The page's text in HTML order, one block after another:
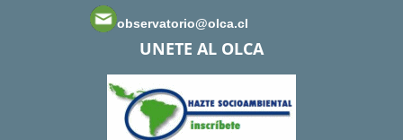
observatorio@olca.cl
UNETE AL OLCA